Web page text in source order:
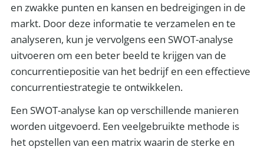
en zwakke punten en kansen en bedreigingen in de
markt. Door deze informatie te verzamelen en te
analyseren, kun je vervolgens een SWOT-analyse
uitvoeren om een beter beeld te krijgen van de
concurrentiepositie van het bedrijf en een effectieve
concurrentiestrategie te ontwikkelen.
Een SWOT-analyse kan op verschillende manieren
worden uitgevoerd. Een veelgebruikte methode is
het opstellen van een matrix waarin de sterke en